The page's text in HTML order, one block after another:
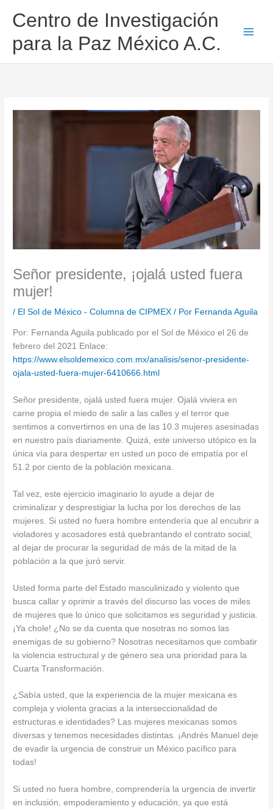
Centro de Investigación
para la Paz México A.C.
Señor presidente, ¡ojalá usted fuera
mujer!
/ El Sol de México - Columna de CIPMEX / Por Fernanda Aguila
Por: Fernanda Aguila publicado por el Sol de México el 26 de
febrero del 2021 Enlace:
https://www.elsoldemexico.com.mx/analisis/senor-presidente-
ojala-usted-fuera-mujer-6410666.html
Señor presidente, ojalá usted fuera mujer. Ojalá viviera en
carne propia el miedo de salir a las calles y el terror que
sentimos a convertirnos en una de las 10.3 mujeres asesinadas
en nuestro país diariamente. Quizá, este universo utópico es la
única vía para despertar en usted un poco de empatía por el
51.2 por ciento de la población mexicana.
Tal vez, este ejercicio imaginario lo ayude a dejar de
criminalizar y desprestigiar la lucha por los derechos de las
mujeres. Si usted no fuera hombre entendería que al encubrir a
violadores y acosadores está quebrantando el contrato social,
al dejar de procurar la seguridad de más de la mitad de la
población a la que juró servir.
Usted forma parte del Estado masculinizado y violento que
busca callar y oprimir a través del discurso las voces de miles
de mujeres que lo único que solicitamos es seguridad y justicia.
¡Ya chole! ¿No se da cuenta que nosotras no somos las
enemigas de su gobierno? Nosotras necesitamos que combatir
la violencia estructural y de género sea una prioridad para la
Cuarta Transformación.
¿Sabía usted, que la experiencia de la mujer mexicana es
compleja y violenta gracias a la interseccionalidad de
estructuras e identidades? Las mujeres mexicanas somos
diversas y tenemos necesidades distintas. ¡Andrés Manuel deje
de evadir la urgencia de construir un México pacífico para
todas!
Si usted no fuera hombre, comprendería la urgencia de invertir
en inclusión, empoderamiento y educación, ya que está